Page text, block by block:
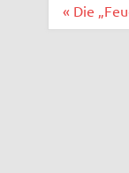
« Die